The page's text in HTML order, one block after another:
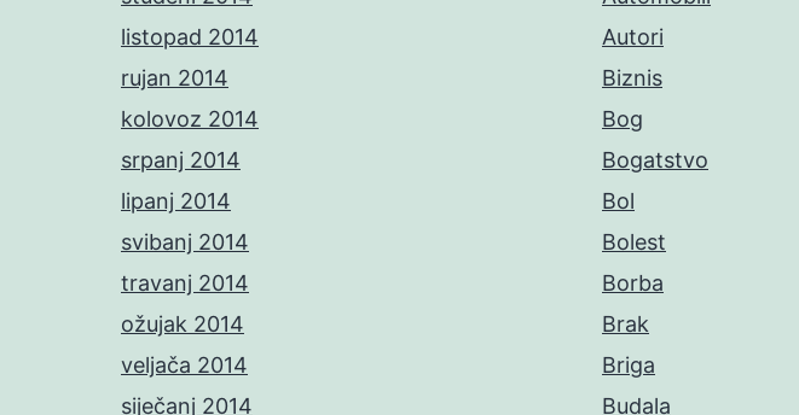
listopad 2014
rujan 2014
kolovoz 2014
srpanj 2014
lipanj 2014
svibanj 2014
travanj 2014
ožujak 2014
veljača 2014
siječanj 2014
Autori
Biznis
Bog
Bogatstvo
Bol
Bolest
Borba
Brak
Briga
Budala